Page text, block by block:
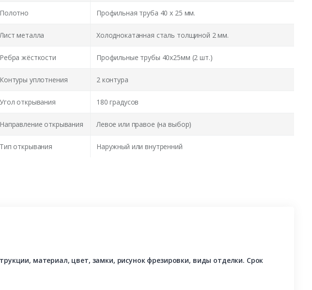
Полотно Профильная труба 40 х 25 мм.
Лист металла Холоднокатанная сталь толщиной 2 мм.
Ребра жёсткости Профильные трубы 40х25мм (2 шт.)
Контуры уплотнения 2 контура
Угол открывания 180 градусов
Направление открывания Левое или правое (на выбор)
Тип открывания Наружный или внутренний
материал, цвет, замки, рисунок фрезировки, виды отделки. Срок